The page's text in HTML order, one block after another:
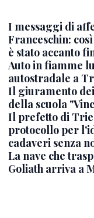
I messaggi di
Franceschin:
è stato accanto
Auto in fiamme
autostradale a
Il giuramento
della scuola
Il prefetto di
protocollo per
cadaveri senza
La nave che
Goliath arriva a